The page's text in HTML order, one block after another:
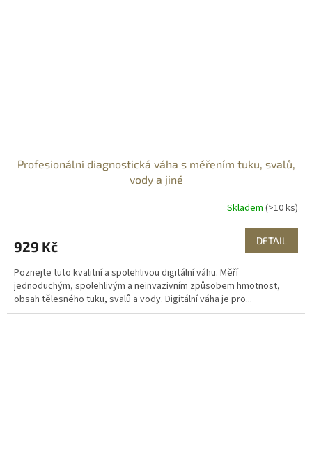
Profesionální diagnostická váha s měřením tuku, svalů,
vody a jiné
Skladem (>10 ks)
929 Kč DETAIL
Poznejte tuto kvalitní a spolehlivou digitální váhu. Měří
jednoduchým, spolehlivým a neinvazivním způsobem hmotnost,
obsah tělesného tuku, svalů a vody. Digitální váha je pro...